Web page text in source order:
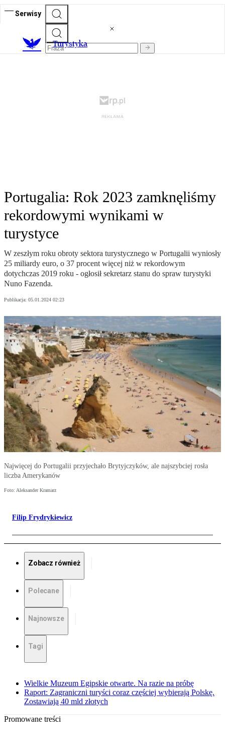
Serwisy
Turystyka
Portugalia: Rok 2023 zamknęliśmy
rekordowymi wynikami w
turystyce
W zeszłym roku obroty sektora turystycznego w Portugalii wyniosły
25 miliardy euro, o 37 procent więcej niż w rekordowym
dotychczas 2019 roku - ogłosił sekretarz stanu do spraw turystyki
Nuno Fazenda.
Publikacja: 05.01.2024 02:23
Najwięcej do Portugalii przyjechało Brytyjczyków, ale najszybciej rosła
liczba Amerykanów
Foto: Aleksander Kramarz
Filip Frydrykiewicz
Zobacz również
Polecane
Najnowsze
Tagi
Wielkie Muzeum Egipskie otwarte. Na razie na próbę
Raport: Zagraniczni turyści coraz częściej wybierają Polskę.
Zostawiają 40 mld złotych
Promowane treści